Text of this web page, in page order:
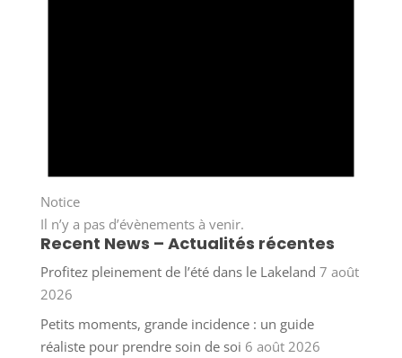
Notice
Il n’y a pas d’évènements à venir.
Recent News – Actualités récentes
Profitez pleinement de l’été dans le Lakeland 7 août
2026
Petits moments, grande incidence : un guide
réaliste pour prendre soin de soi 6 août 2026